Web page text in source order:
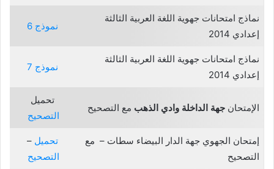
نماذج امتحانات جهوية اللغة العربية الثالثة
إعدادي 2014
نموذج 6
نماذج امتحانات جهوية اللغة العربية الثالثة
إعدادي 2014
نموذج 7
الإمتحانجهة الداخلة وادي الذهب مع التصحيح
تحميل
التصحيح
إمتحان الجهوي جهة الدار البيضاء سطات – مع
التصحيح
تحميل–
التصحيح